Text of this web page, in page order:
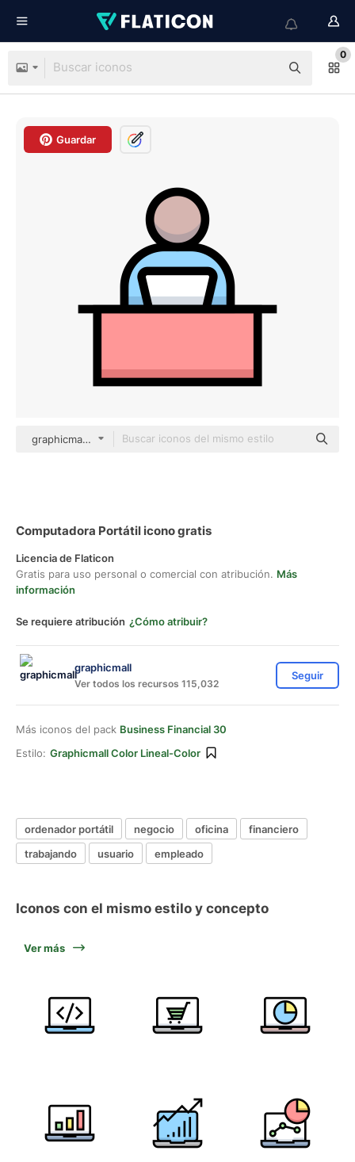
0
Guardar
graphicmall color lineal-color
Computadora Portátil icono gratis
Licencia de Flaticon
Gratis para uso personal o comercial con atribución. Más
información
Se requiere atribución ¿Cómo atribuir?
graphicmall
Ver todos los recursos 115,032
Seguir
Más iconos del pack Business Financial 30
Estilo: Graphicmall Color Lineal-Color
ordenador portátil negocio oficina
financiero
trabajando
usuario empleado
Iconos con el mismo estilo y concepto
Ver más